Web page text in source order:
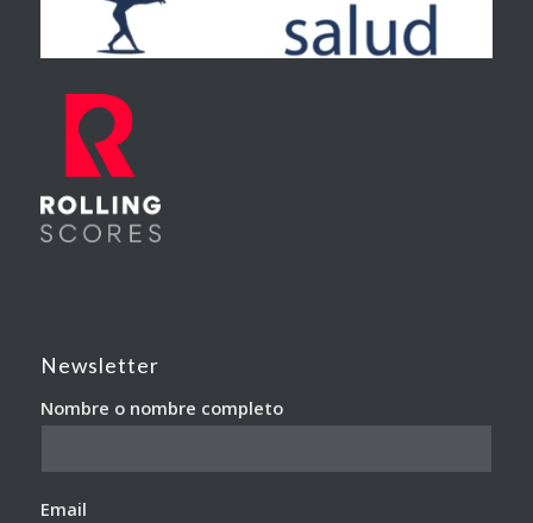
Newsletter
Nombre o nombre completo
Email